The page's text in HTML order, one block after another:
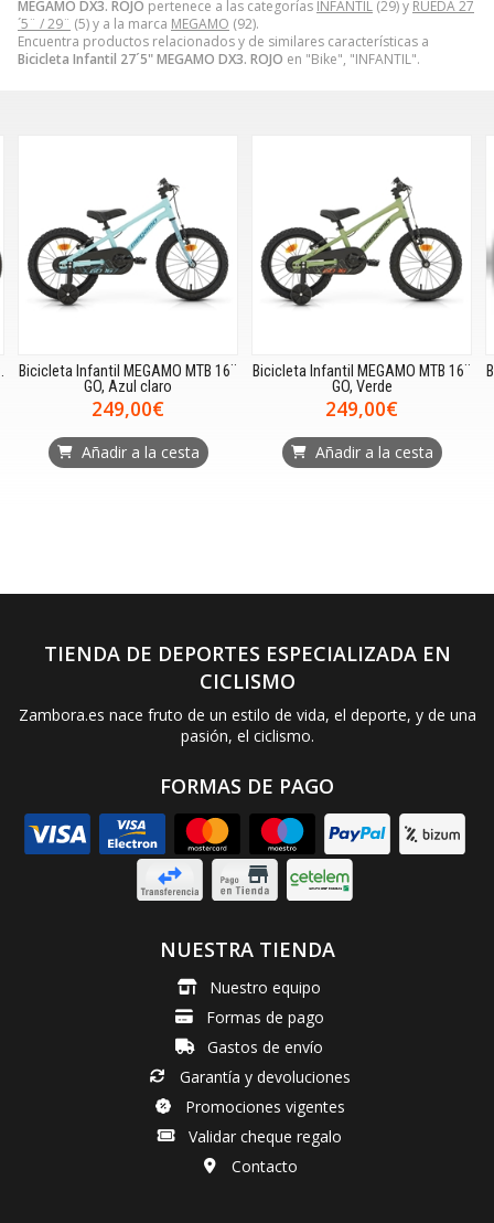
MEGAMO DX3. ROJO pertenece a las categorías INFANTIL (29) y RUEDA 27
´5¨ / 29¨ (5) y a la marca MEGAMO (92).
Encuentra productos relacionados y de similares características a
Bicicleta Infantil 27´5" MEGAMO DX3. ROJO en "Bike", "INFANTIL".
Bicicleta Infantil MEGAMO MTB 16¨
GO, Azul claro
249,00€
Añadir a la cesta
Bicicleta Infantil MEGAMO MTB 16¨
GO, Verde
249,00€
Añadir a la cesta
TIENDA DE DEPORTES ESPECIALIZADA EN
CICLISMO
Zambora.es nace fruto de un estilo de vida, el deporte, y de una
pasión, el ciclismo.
FORMAS DE PAGO
NUESTRA TIENDA
Nuestro equipo
Formas de pago
Gastos de envío
Garantía y devoluciones
Promociones vigentes
Validar cheque regalo
Contacto